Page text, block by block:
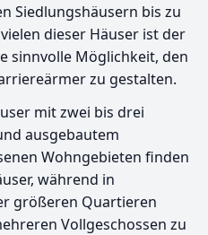
Siedlungshäusern bis zu
dieser Häuser ist der
sinnvolle Möglichkeit, den
zu gestalten.
mit zwei bis drei
ausgebautem
Wohngebieten finden
während in
größeren Quartieren
Vollgeschossen zu